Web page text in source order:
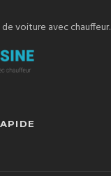
voiture avec chauffeur.